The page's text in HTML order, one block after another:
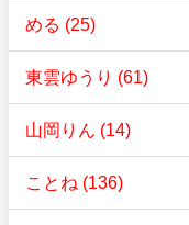
める (25)
東雲ゆうり (61)
山岡りん (14)
ことね (136)